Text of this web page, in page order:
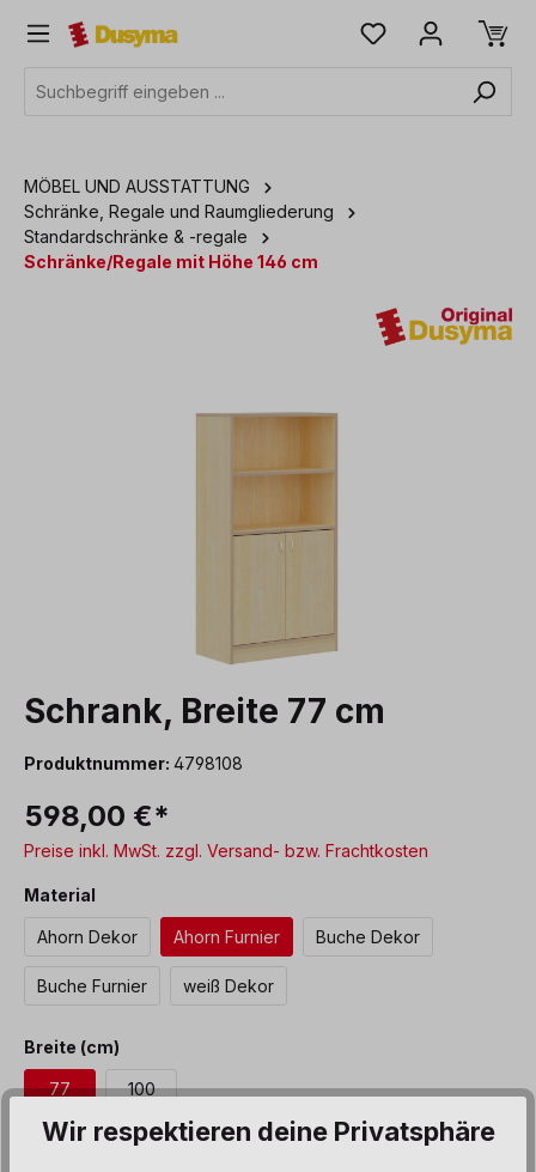
springen
MÖBEL UND AUSSTATTUNG
Schränke, Regale und Raumgliederung
Standardschränke & -regale
Schränke/Regale mit Höhe 146 cm
Bildergalerie überspringen
Schrank, Breite 77 cm
Produktnummer: 4798108
598,00 €*
Preise inkl. MwSt. zzgl. Versand- bzw. Frachtkosten
Material
Ahorn Dekor Ahorn Furnier Buche Dekor
Buche Furnier weiß Dekor
Breite (cm)
77 100
Produkt Anzahl: Gib den
Wir respektieren deine Privatsphäre